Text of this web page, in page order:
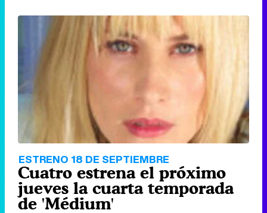
ESTRENO 18 DE SEPTIEMBRE
Cuatro estrena el próximo
jueves la cuarta temporada
de 'Médium'